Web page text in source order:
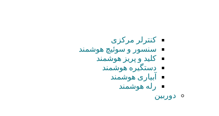
کنترلر مرکزی
سنسور و سوئیچ هوشمند
کلید و پریز هوشمند
دستگیره هوشمند
آبیاری هوشمند
رله هوشمند
دوربین